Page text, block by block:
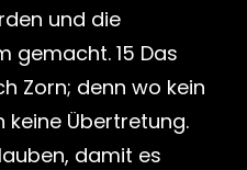
und die
gemacht. 15 Das
Zorn; denn wo kein
keine Übertretung.
damit es